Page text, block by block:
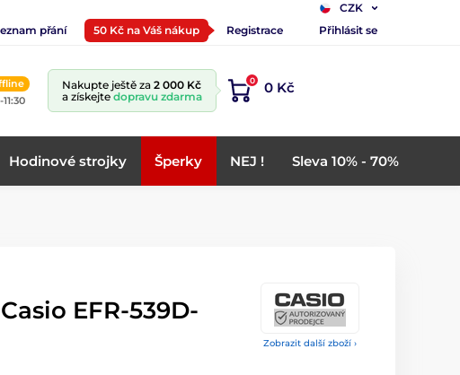
CZK
přání
50 Kč na Váš nákup Registrace Přihlásit se
Nakupte ještě za 2 000 Kč
a získejte dopravu zdarma
0 0 Kč
Hodinové strojky Šperky NEJ ! Sleva 10% - 70%
Zobrazit další zboží ›
EFR-539D-